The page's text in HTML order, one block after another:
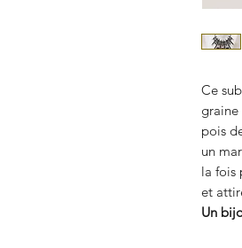
Ce
pois
un
la fois
et
Un